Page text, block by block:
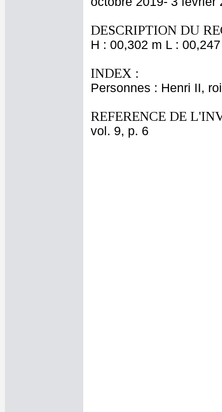
DESCRIPTION DU
H : 00,302 m L :
INDEX :
Personnes : Henri II,
REFERENCE DE
vol. 9, p. 6